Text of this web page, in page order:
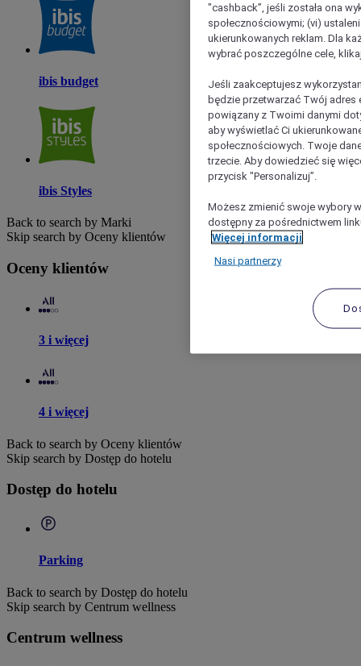
ibis budget
ibis Styles
Back to search by Marki
Skip search by Oceny klientów
Oceny klientów
3 i więcej
4 i więcej
Back to search by Oceny klientów
Skip search by Dostęp do hotelu
Dostęp do hotelu
Parking
Back to search by Dostęp do hotelu
Skip search by Centrum wellness
Centrum wellness
"cashback”, jeśli została ona
społecznościowymi; (vi)
ukierunkowanych reklam. Dla
wybrać poszczególne cele,
Jeśli zaakceptujesz
będzie przetwarzać Twój adres
powiązany z Twoimi danymi
aby wyświetlać Ci
społecznościowych. Twoje
trzecie. Aby dowiedzieć się
przycisk "Personalizuj”.
Możesz zmienić swoje wybory
dostępny za pośrednictwem
Więcej informacji
Nasi partnerzy